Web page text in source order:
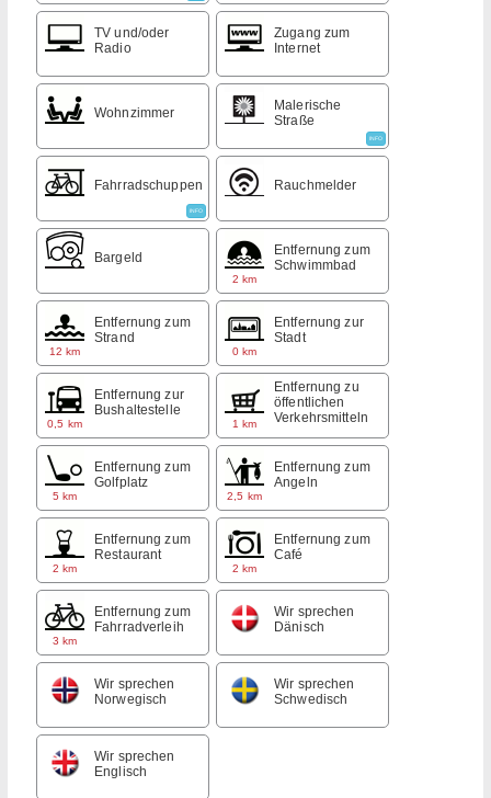
TV und/oder
Radio
Zugang zum
Internet
Wohnzimmer
Malerische
Straße
INFO
Fahrradschuppen
INFO
Rauchmelder
Bargeld
2 km
Entfernung zum
Schwimmbad
12 km
Entfernung zum
Strand
0 km
Entfernung zur
Stadt
0,5 km
Entfernung zur
Bushaltestelle
1 km
Entfernung zu
öffentlichen
Verkehrsmitteln
5 km
Entfernung zum
Golfplatz
2,5 km
Entfernung zum
Angeln
2 km
Entfernung zum
Restaurant
2 km
Entfernung zum
Café
3 km
Entfernung zum
Fahrradverleih
Wir sprechen
Dänisch
Wir sprechen
Norwegisch
Wir sprechen
Schwedisch
Wir sprechen
Englisch